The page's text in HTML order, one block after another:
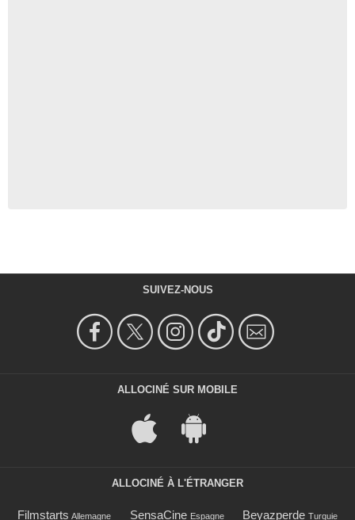
SUIVEZ-NOUS
ALLOCINÉ SUR MOBILE
ALLOCINÉ À L'ÉTRANGER
Filmstarts Allemagne SensaCine Espagne Beyazperde Turquie